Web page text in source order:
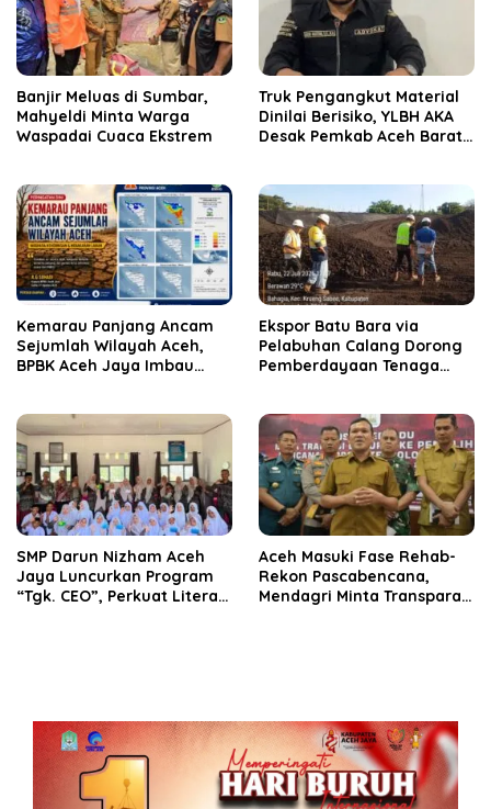
Banjir Meluas di Sumbar,
Mahyeldi Minta Warga
Waspadai Cuaca Ekstrem
Truk Pengangkut Material
Dinilai Berisiko, YLBH AKA
Desak Pemkab Aceh Barat
Kemarau Panjang Ancam
Sejumlah Wilayah Aceh,
BPBK Aceh Jaya Imbau
‎Ekspor Batu Bara via
Pelabuhan Calang Dorong
Pemberdayaan Tenaga
SMP Darun Nizham Aceh
Jaya Luncurkan Program
“Tgk. CEO”, Perkuat Literasi
Aceh Masuki Fase Rehab-
Rekon Pascabencana,
Mendagri Minta Transparan